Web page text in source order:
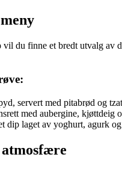
du finne et bredt utvalg av
servert med pitabrød og
med aubergine, kjøttdeig
dip laget av yoghurt, agurk